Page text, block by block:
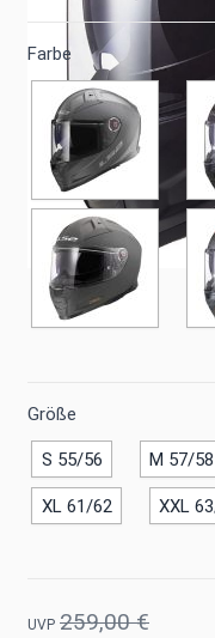
Farbe
Größe
S 55/56 M 57/58
XL 61/62 XXL
UVP 259,00 €